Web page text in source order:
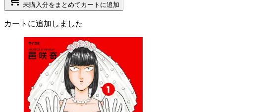
未購入分をまとめてカートに追加
カートに追加しました